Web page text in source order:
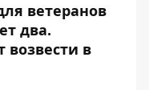
ветеранов
два.
возвести в